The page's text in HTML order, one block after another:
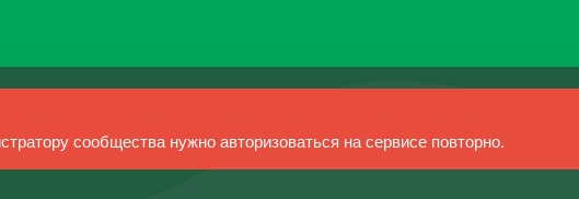
сообщества нужно авторизоваться на сервисе повторно.